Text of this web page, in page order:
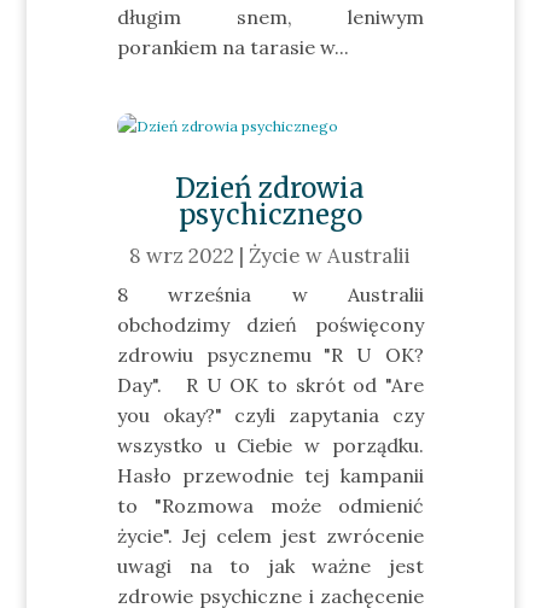
długim snem, leniwym
porankiem na tarasie w...
Dzień zdrowia
psychicznego
8 wrz 2022 |Życie w Australii
8 września w Australii
obchodzimy dzień poświęcony
zdrowiu psycznemu "R U OK?
Day". R U OK to skrót od "Are
you okay?" czyli zapytania czy
wszystko u Ciebie w porządku.
Hasło przewodnie tej kampanii
to "Rozmowa może odmienić
życie". Jej celem jest zwrócenie
uwagi na to jak ważne jest
zdrowie psychiczne i zachęcenie